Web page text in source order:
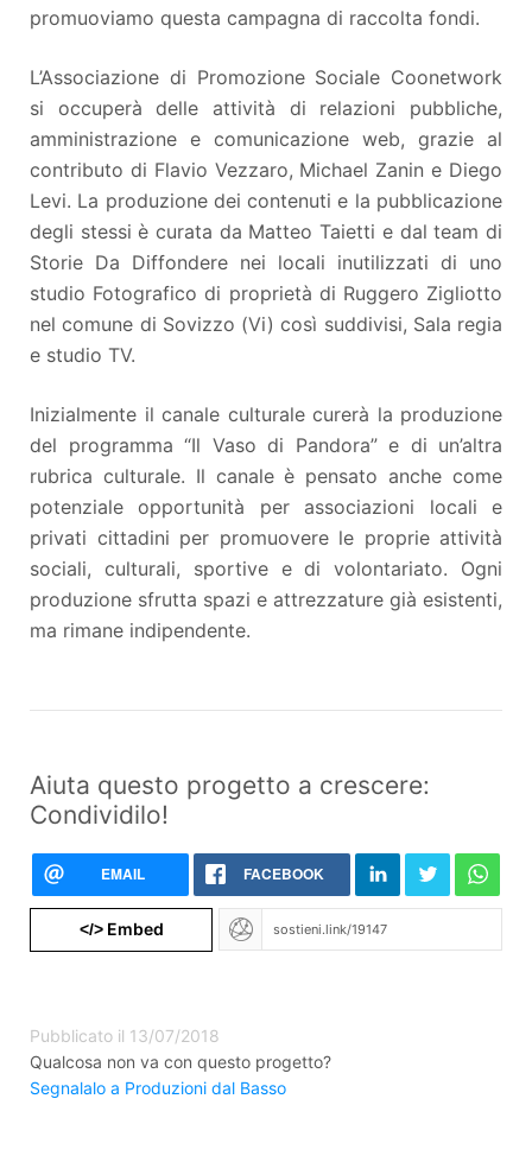
promuoviamo questa campagna di raccolta fondi.
L’Associazione di Promozione Sociale Coonetwork
si occuperà delle attività di relazioni pubbliche,
amministrazione e comunicazione web, grazie al
contributo di Flavio Vezzaro, Michael Zanin e Diego
Levi. La produzione dei contenuti e la pubblicazione
degli stessi è curata da Matteo Taietti e dal team di
Storie Da Diffondere nei locali inutilizzati di uno
studio Fotografico di proprietà di Ruggero Zigliotto
nel comune di Sovizzo (Vi) così suddivisi, Sala regia
e studio TV.
Inizialmente il canale culturale curerà la produzione
del programma “Il Vaso di Pandora” e di un’altra
rubrica culturale. Il canale è pensato anche come
potenziale opportunità per associazioni locali e
privati cittadini per promuovere le proprie attività
sociali, culturali, sportive e di volontariato. Ogni
produzione sfrutta spazi e attrezzature già esistenti,
ma rimane indipendente.
Aiuta questo progetto a crescere:
Condividilo!
EMAIL FACEBOOK
</>Embed
Pubblicato il 13/07/2018
Qualcosa non va con questo progetto?
Segnalalo a Produzioni dal Basso